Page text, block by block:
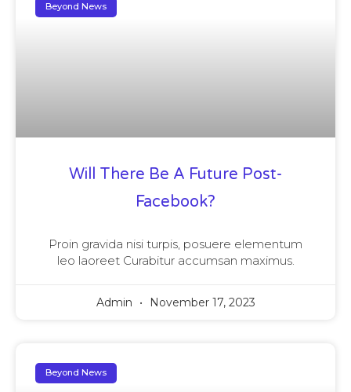
Beyond News
Will There Be A Future Post-
Facebook?
Proin gravida nisi turpis, posuere elementum
leo laoreet Curabitur accumsan maximus.
Admin November 17, 2023
Beyond News